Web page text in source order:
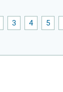
3 4 5